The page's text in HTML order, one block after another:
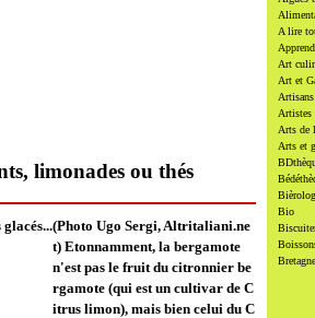
limonades ou thés
(Photo Ugo Sergi, Altritaliani.ne
t) Etonnamment, la bergamote
n'est pas le fruit du citronnier be
rgamote (qui est un cultivar de C
itrus limon), mais bien celui du C
A lire
Art
Art et
Artistes
Arts de
Arts et
Bio